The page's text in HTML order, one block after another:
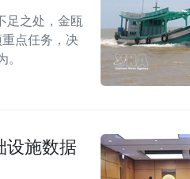
足之处，金瓯
点任务，决
设施数据